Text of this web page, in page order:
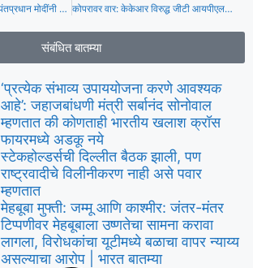
‘सत्याचा एक अंशही नाही’: पंतप्रधान मोदींनी कराद्वारे परदेश प्रवासावरील निर्बंधाचा अहवाल फेटाळला कोपरावर वार: केकेआर विरुद्ध जीटी आयपीएल सामन्यात दुखापतीनंतर साई सुधारसन निवृत्त झाला
संबंधित बातम्या
‘प्रत्येक संभाव्य उपाययोजना करणे आवश्यक
आहे’: जहाजबांधणी मंत्री सर्बानंद सोनोवाल
म्हणतात की कोणताही भारतीय खलाश क्रॉस
फायरमध्ये अडकू नये
स्टेकहोल्डर्सची दिल्लीत बैठक झाली, पण
राष्ट्रवादीचे विलीनीकरण नाही असे पवार
म्हणतात
मेहबूबा मुफ्ती: जम्मू आणि काश्मीर: जंतर-मंतर
टिप्पणीवर मेहबूबाला उष्णतेचा सामना करावा
लागला, विरोधकांचा यूटीमध्ये बळाचा वापर न्याय्य
असल्याचा आरोप | भारत बातम्या